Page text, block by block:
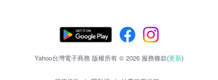
Yahoo台灣電子商務 版權所有 © 2026 服務條款(更新)